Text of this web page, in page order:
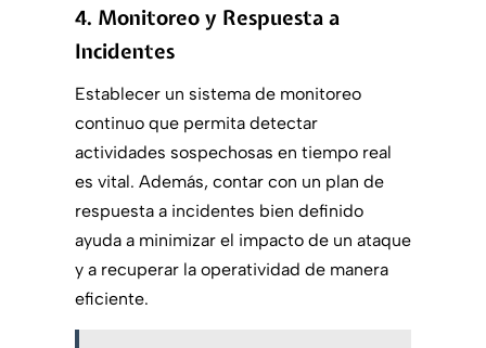
4. Monitoreo y Respuesta a
Incidentes
Establecer un sistema de monitoreo
continuo que permita detectar
actividades sospechosas en tiempo real
es vital. Además, contar con un plan de
respuesta a incidentes bien definido
ayuda a minimizar el impacto de un ataque
y a recuperar la operatividad de manera
eficiente.